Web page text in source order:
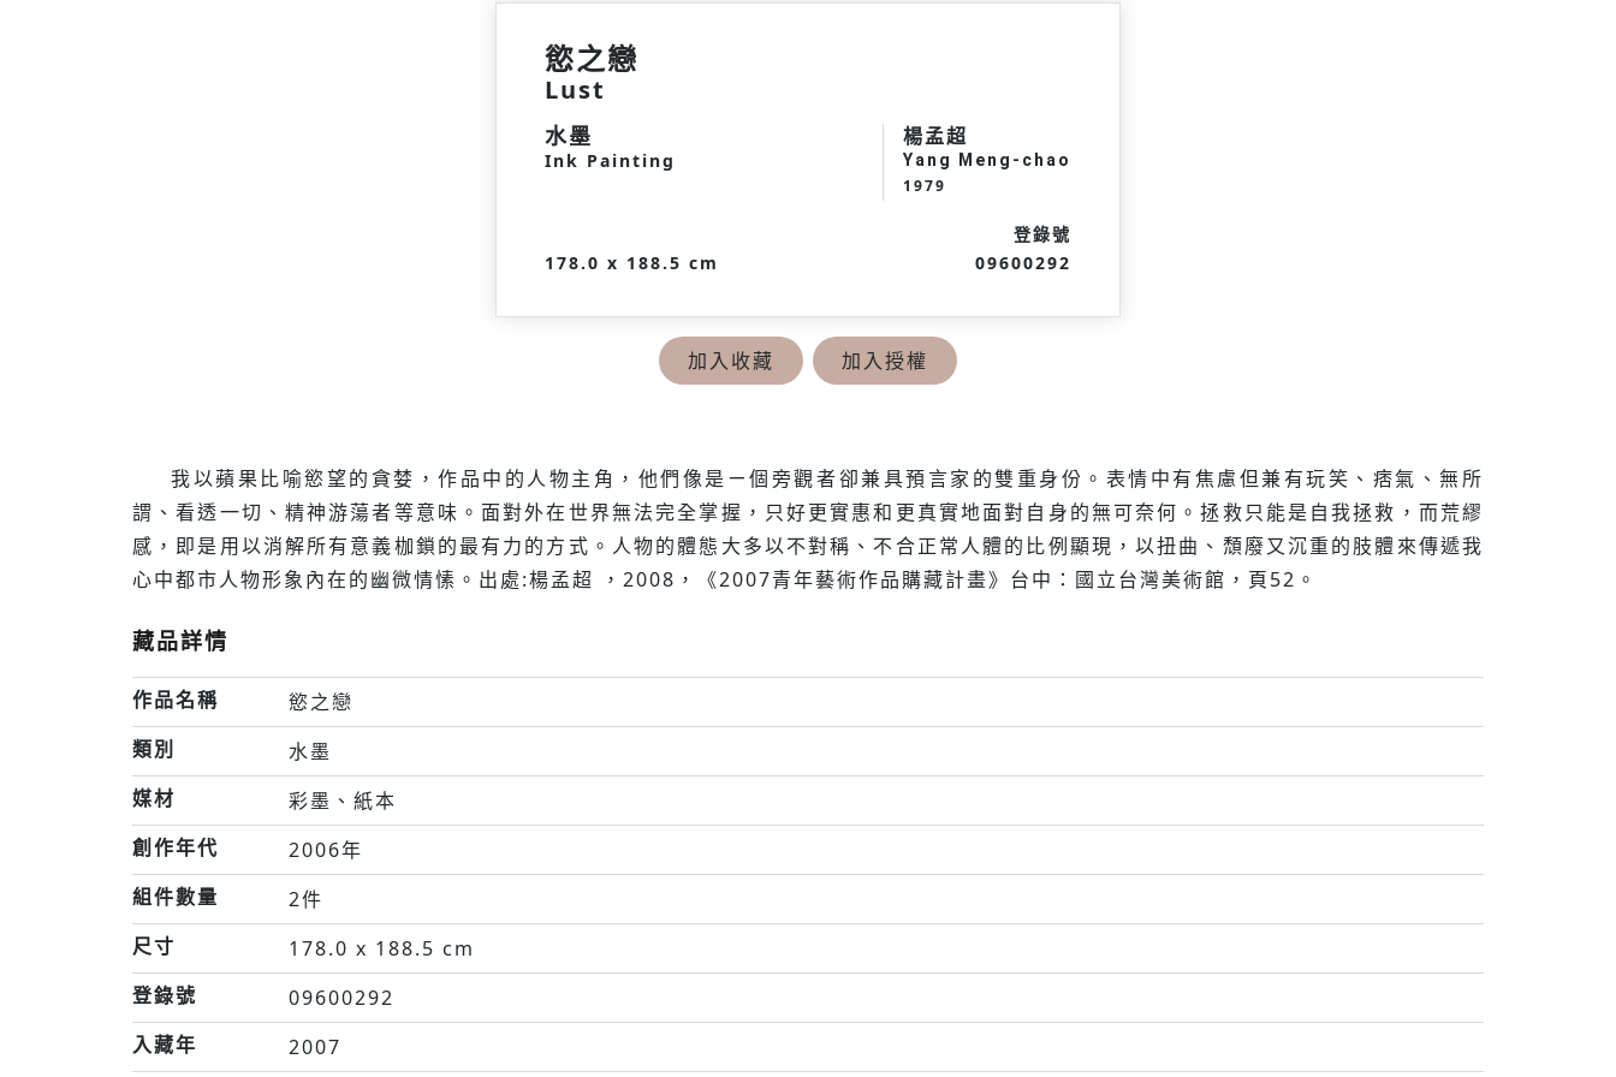
慾之戀
Lust
水墨
Ink Painting
楊孟超
Yang Meng-chao
1979
178.0 x 188.5 cm
登錄號
09600292
加入收藏 加入授權
我以蘋果比喻慾望的貪婪，作品中的人物主角，他們像是ㄧ個旁觀者卻兼具預言家的雙重身份。表情中有焦慮但兼有玩笑、痞氣、無所
謂、看透一切、精神游蕩者等意味。面對外在世界無法完全掌握，只好更實惠和更真實地面對自身的無可奈何。拯救只能是自我拯救，而荒繆
感，即是用以消解所有意義枷鎖的最有力的方式。人物的體態大多以不對稱、不合正常人體的比例顯現，以扭曲、頹廢又沉重的肢體來傳遞我
心中都市人物形象內在的幽微情愫。出處:楊孟超 ，2008，《2007青年藝術作品購藏計畫》台中：國立台灣美術館，頁52。
藏品詳情
作品名稱
慾之戀
類別
水墨
媒材
彩墨、紙本
創作年代
2006年
組件數量
2件
尺寸
178.0 x 188.5 cm
登錄號
09600292
入藏年
2007